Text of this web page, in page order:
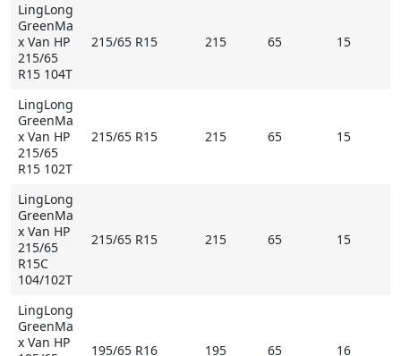
LingLong
GreenMa
x Van HP
215/65
R15 104T
215/65 R15 215 65 15
LingLong
GreenMa
x Van HP
215/65
R15 102T
215/65 R15 215 65 15
LingLong
GreenMa
x Van HP
215/65
R15C
104/102T
215/65 R15 215 65 15
LingLong
GreenMa
x Van HP
195/65 R16 195 65 16